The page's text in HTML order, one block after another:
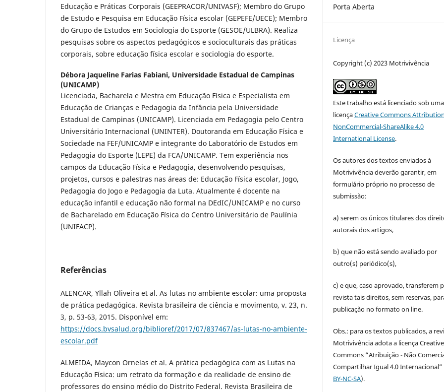
Educação e Práticas Corporais (GEEPRACOR/UNIVASF); Membro do Grupo
de Estudo e Pesquisa em Educação Física escolar (GEPEFE/UECE); Membro
do Grupo de Estudos em Sociologia do Esporte (GESOE/ULBRA). Realiza
pesquisas sobre os aspectos pedagógicos e socioculturais das práticas
corporais, sobre educação física escolar e sociologia do esporte.
Débora Jaqueline Farias Fabiani, Universidade Estadual de Campinas
(UNICAMP)
Licenciada, Bacharela e Mestra em Educação Física e Especialista em
Educação de Crianças e Pedagogia da Infância pela Universidade
Estadual de Campinas (UNICAMP). Licenciada em Pedagogia pelo Centro
Universitário Internacional (UNINTER). Doutoranda em Educação Física e
Sociedade na FEF/UNICAMP e integrante do Laboratório de Estudos em
Pedagogia do Esporte (LEPE) da FCA/UNICAMP. Tem experiência nos
campos da Educação Física e Pedagogia, desenvolvendo pesquisas,
projetos, cursos e palestras nas áreas de: Educação Física escolar, Jogo,
Pedagogia do Jogo e Pedagogia da Luta. Atualmente é docente na
educação infantil e educação não formal na DEdIC/UNICAMP e no curso
de Bacharelado em Educação Física do Centro Universitário de Paulínia
(UNIFACP).
Referências
ALENCAR, Yllah Oliveira et al. As lutas no ambiente escolar: uma proposta
de prática pedagógica. Revista brasileira de ciência e movimento, v. 23, n.
3, p. 53-63, 2015. Disponível em:
https://docs.bvsalud.org/biblioref/2017/07/837467/as-lutas-no-ambiente-
escolar.pdf
ALMEIDA, Maycon Ornelas et al. A prática pedagógica com as Lutas na
Educação Física: um retrato da formação e da realidade de ensino de
professores do ensino médio do Distrito Federal. Revista Brasileira de
Porta Aberta
Licença
Copyright (c) 2023 Motrivivência
Este trabalho está licenciado sob uma
licençaCreative Commons
NonCommercial-ShareAlike 4.0
International License.
Os autores dos textos enviados à
Motrivivência deverão garantir, em
formulário próprio no processo de
submissão:
a) serem os únicos titulares dos
autorais dos artigos,
b) que não está sendo avaliado por
outro(s) periódico(s),
c) e que, caso aprovado, transferem
revista tais direitos, sem reservas,
publicação no formato on line.
Obs.: para os textos publicados, a
Motrivivência adota a licença Creative
Commons “Atribuição - Não
Compartilhar Igual 4.0 Internacional”
BY-NC-SA).